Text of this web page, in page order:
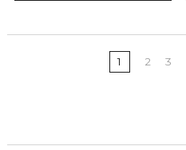
1 2 3